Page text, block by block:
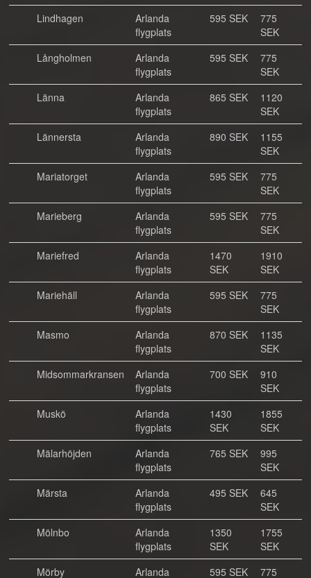
Lindhagen
Arlanda
flygplats
595 SEK
775
SEK
Långholmen
Arlanda
flygplats
595 SEK
775
SEK
Länna
Arlanda
flygplats
865 SEK
1120
SEK
Lännersta
Arlanda
flygplats
890 SEK
1155
SEK
Mariatorget
Arlanda
flygplats
595 SEK
775
SEK
Marieberg
Arlanda
flygplats
595 SEK
775
SEK
Mariefred
Arlanda
flygplats
1470
SEK
1910
SEK
Mariehäll
Arlanda
flygplats
595 SEK
775
SEK
Masmo
Arlanda
flygplats
870 SEK
1135
SEK
Midsommarkransen
Arlanda
flygplats
700 SEK
910
SEK
Muskö
Arlanda
flygplats
1430
SEK
1855
SEK
Mälarhöjden
Arlanda
flygplats
765 SEK
995
SEK
Märsta
Arlanda
flygplats
495 SEK
645
SEK
Mölnbo
Arlanda
flygplats
1350
SEK
1755
SEK
Mörby
Arlanda
595 SEK
775